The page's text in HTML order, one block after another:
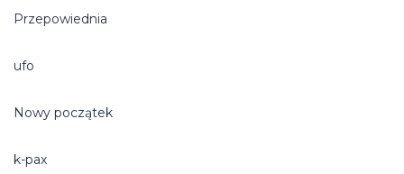
Przepowiednia
ufo
Nowy początek
k-pax